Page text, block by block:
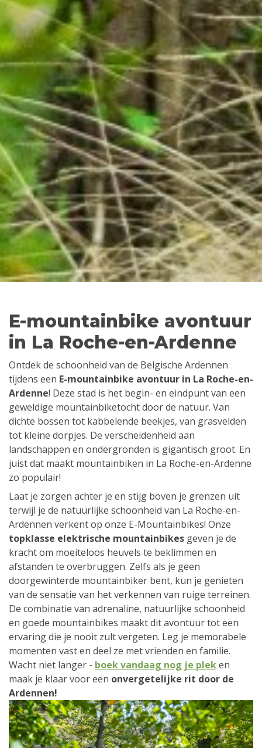
E-mountainbike avontuur
in La Roche-en-Ardenne
Ontdek de schoonheid van de Belgische Ardennen
tijdens een E-mountainbike avontuur in La Roche-en-
Ardenne! Deze stad is het begin- en eindpunt van een
geweldige mountainbiketocht door de natuur. Van
dichte bossen tot kabbelende beekjes, van grasvelden
tot kleine dorpjes. De verscheidenheid aan
landschappen en ondergronden is gigantisch groot. En
juist dat maakt mountainbiken in La Roche-en-Ardenne
zo populair!
Laat je zorgen achter je en stijg boven je grenzen uit
terwijl je de natuurlijke schoonheid van La Roche-en-
Ardennen verkent op onze E-Mountainbikes! Onze
topklasse elektrische mountainbikes geven je de
kracht om moeiteloos heuvels te beklimmen en
afstanden te overbruggen. Zelfs als je geen
doorgewinterde mountainbiker bent, kun je genieten
van de sensatie van het verkennen van ruige terreinen.
De combinatie van adrenaline, natuurlijke schoonheid
en goede mountainbikes maakt dit avontuur tot een
ervaring die je nooit zult vergeten. Leg je memorabele
momenten vast en deel ze met vrienden en familie.
Wacht niet langer - boek vandaag nog je pleken
maak je klaar voor een onvergetelijke rit door de
Ardennen!